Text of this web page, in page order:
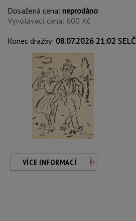
Dosažená cena: neprodáno
Vyvolávací cena: 600 Kč
Konec dražby: 08.07.2026 21:02 SELČ
VÍCE INFORMACÍ